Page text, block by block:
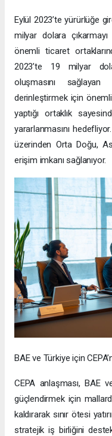
Eylül 2023’te yürürlüğe
milyar dolara
önemli ticaret
2023’te 19 milyar
oluşmasını
derinleştirmek için
yaptığı ortaklık
yararlanmasını
üzerinden Orta Doğu,
erişim imkanı sağlanıyor.
BAE ve Türkiye için
CEPA anlaşması, BAE
güçlendirmek için
kaldırarak sınır ötesi
stratejik iş birliğini